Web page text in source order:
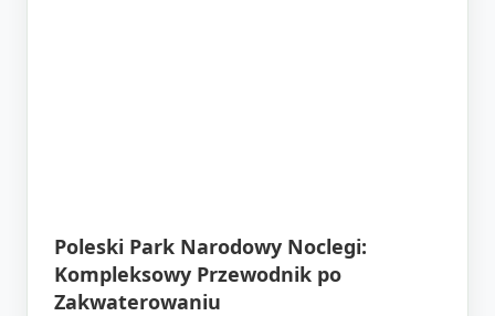
Poleski Park Narodowy Noclegi:
Kompleksowy Przewodnik po
Zakwaterowaniu